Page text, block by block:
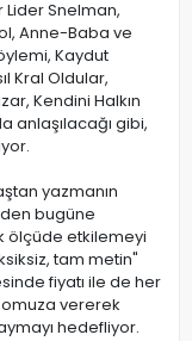
Lider Snelman,
Anne-Baba ve
Kaydut
Kral Oldular,
Kendini Halkın
anlaşılacağı gibi,
yazmanın
bugüne
ölçüde etkilemeyi
tam metin"
fiyatı ile de her
vererek
hedefliyor.